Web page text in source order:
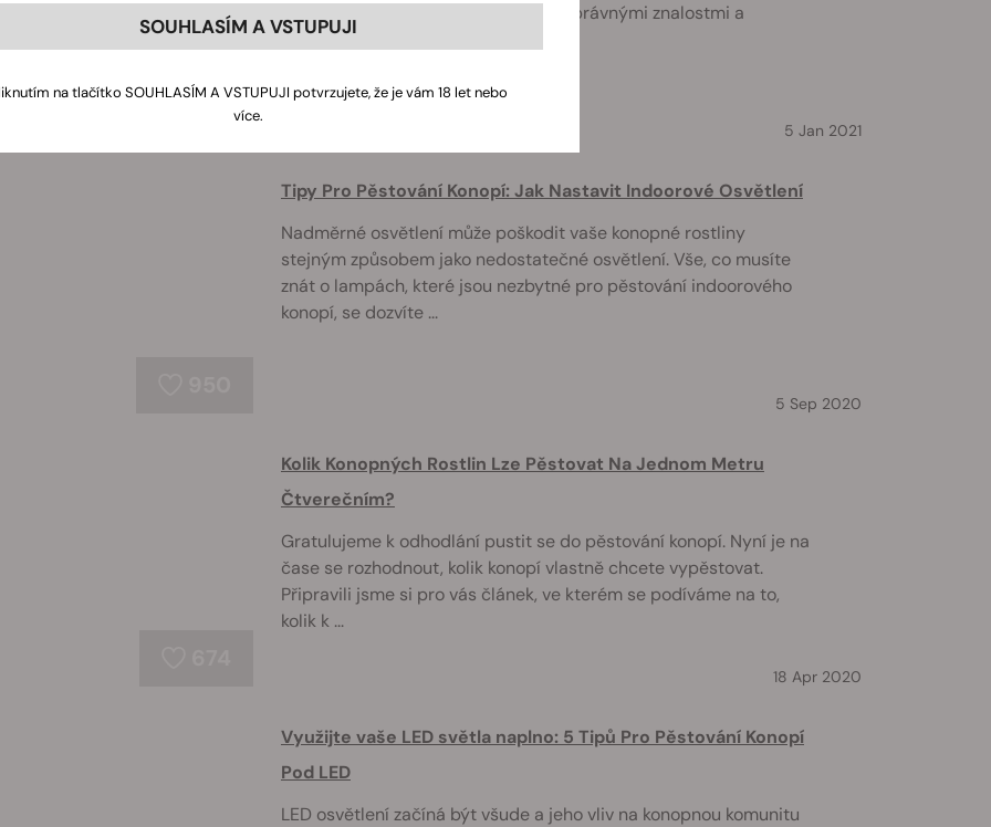
nebudete chtít pěstovat venku! Se správnými znalostmi a
vybavením může i ...
5 Jan 2021
Tipy Pro Pěstování Konopí: Jak Nastavit Indoorové Osvětlení
Nadměrné osvětlení může poškodit vaše konopné rostliny
stejným způsobem jako nedostatečné osvětlení. Vše, co musíte
znát o lampách, které jsou nezbytné pro pěstování indoorového
konopí, se dozvíte ...
5 Sep 2020
Kolik Konopných Rostlin Lze Pěstovat Na Jednom Metru
Čtverečním?
Gratulujeme k odhodlání pustit se do pěstování konopí. Nyní je na
čase se rozhodnout, kolik konopí vlastně chcete vypěstovat.
Připravili jsme si pro vás článek, ve kterém se podíváme na to,
kolik k ...
18 Apr 2020
Využijte vaše LED světla naplno: 5 Tipů Pro Pěstování Konopí
Pod LED
LED osvětlení začíná být všude a jeho vliv na konopnou komunitu
SOUHLASÍM A VSTUPUJI
na tlačítko SOUHLASÍM A VSTUPUJI potvrzujete, že je vám 18 let nebo
více.